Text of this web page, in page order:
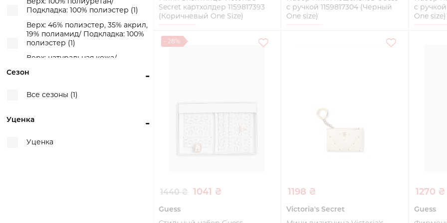
Подкладка: 100% полиэстер (1)
Верх: 46% полиэстер, 35% акрил,
19% полиамид/ Подкладка: 100%
полиэстер (1)
Верх: натуральная кожа/
текстиль (5)
-
Сезон
Все сезоны (1)
-
Уценка
Уценка
Secret картхолдер 1159817393
(Коричневый One Size)
с ручкой 1159817304 (Черный
One size)
с
One size)
- 28%
1440 ₴ 1041 ₴
Guess
1198 ₴
Victoria's Secret
1270 ₴
Guess